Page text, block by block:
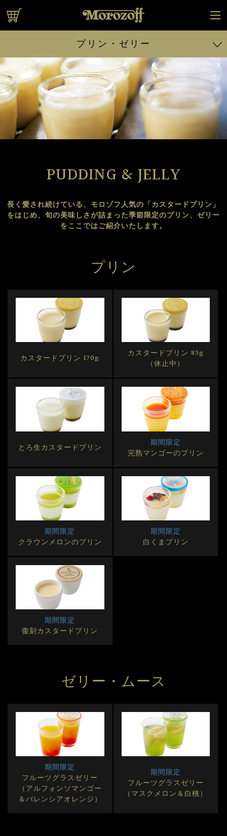
プリン・ゼリー
カスタードプリン 170g
カスタードプリン 85g （休止中）
とろ生カスタードプリン
完熟マンゴーのプリン
復刻カスタードプリン
フルーツグラスゼリー （アルフォンソマンゴー ＆バレンシア
オレンジ）
フルーツグラスゼリー （マスクメロン＆白桃）
商品紹介に戻る
PUDDING & JELLY
長く愛され続けている、モロゾフ人気の「カスタードプリン」
をはじめ、 旬の美味しさが詰まった季節限定のプリン、ゼリー
をここではご紹介いたします。
プリン
カスタードプリン 170g
カスタードプリン 85g
（休止中）
とろ生カスタードプリン
期間限定
完熟マンゴーのプリン
期間限定
クラウンメロンのプリン
期間限定
白くまプリン
期間限定
復刻カスタードプリン
ゼリー・ムース
期間限定
フルーツグラスゼリー
（アルフォンソマンゴー
＆バレンシアオレンジ）
期間限定
フルーツグラスゼリー
（マスクメロン＆白桃）